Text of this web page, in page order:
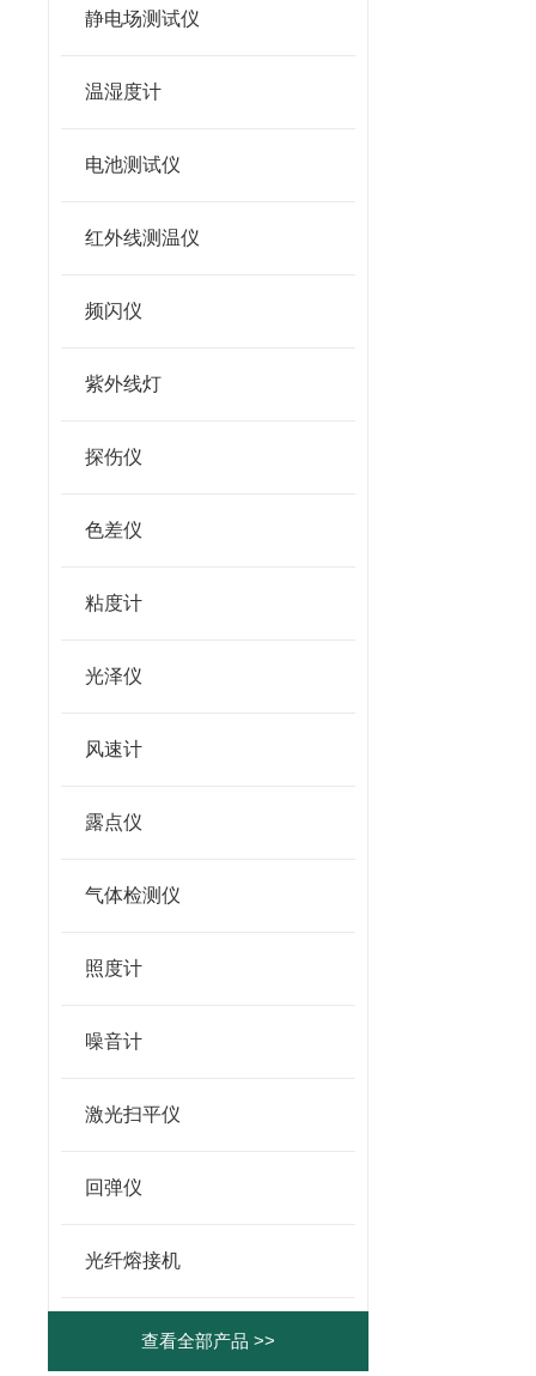
静电场测试仪
温湿度计
电池测试仪
红外线测温仪
频闪仪
紫外线灯
探伤仪
色差仪
粘度计
光泽仪
风速计
露点仪
气体检测仪
照度计
噪音计
激光扫平仪
回弹仪
光纤熔接机
查看全部产品 >>